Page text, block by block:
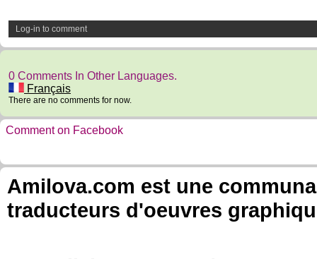
Log-in to comment
0 Comments In Other Languages.
Français
There are no comments for now.
Comment on Facebook
Amilova.com est une
traducteurs d'oeuvres